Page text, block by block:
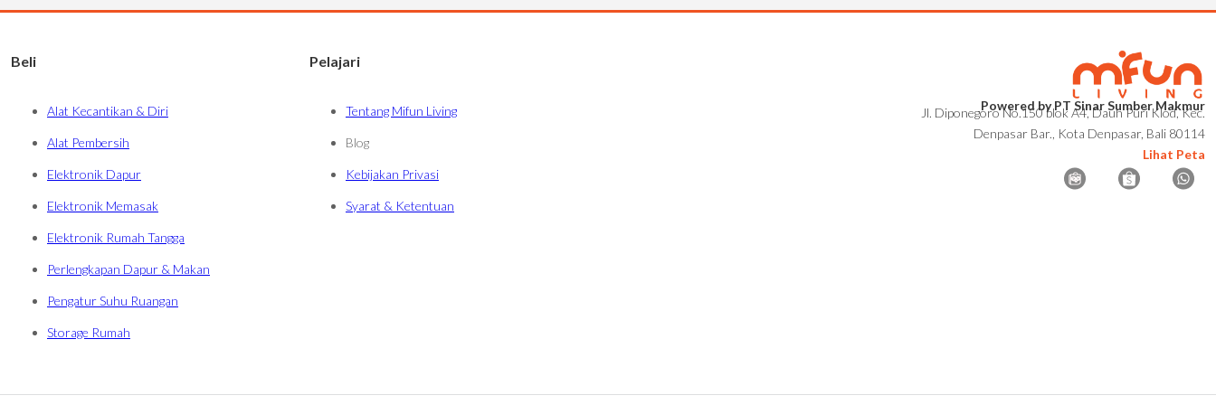
Beli
Alat Kecantikan & Diri
Alat Pembersih
Elektronik Dapur
Elektronik Memasak
Elektronik Rumah Tangga
Perlengkapan Dapur & Makan
Pengatur Suhu Ruangan
Storage Rumah
Pelajari
Tentang Mifun Living
Blog
Kebijakan Privasi
Syarat & Ketentuan
Powered by PT Sinar Sumber Makmur
Jl. Diponegoro No.150 blok A4, Dauh Puri Klod, Kec.
Denpasar Bar., Kota Denpasar, Bali 80114
Lihat Peta